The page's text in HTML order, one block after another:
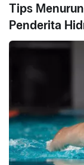
Tips
Penderita